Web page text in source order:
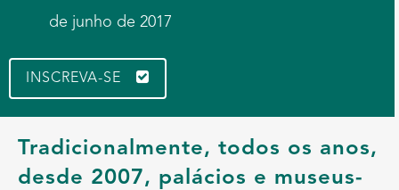
de junho de 2017
INSCREVA-SE
Tradicionalmente, todos os anos,
desde 2007, palácios e museus-